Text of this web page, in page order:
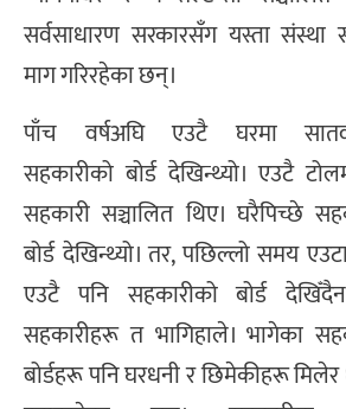
सर्वसाधारण सरकारसँग यस्ता संस्था
माग गरिरहेका छन्।
पाँच वर्षअघि एउटै घरमा
सहकारीको बोर्ड देखिन्थ्यो। एउटै
सहकारी सञ्चालित थिए। घरैपिच्छे
बोर्ड देखिन्थ्यो। तर, पछिल्लो समय
एउटै पनि सहकारीको बोर्ड
सहकारीहरू त भागिहाले। भागेका
बोर्डहरू पनि घरधनी र छिमेकीहरू